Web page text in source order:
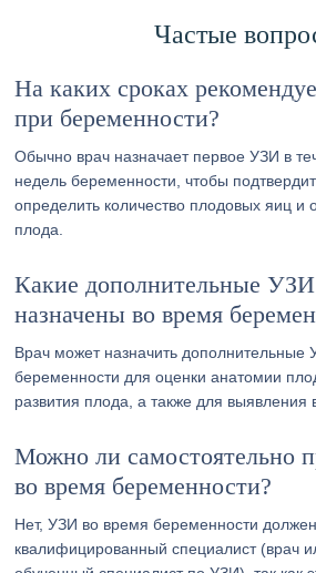
Частые
На каких сроках
при беременности?
Обычно врач назначает первое УЗИ в
недель беременности, чтобы
определить количество плодовых яиц и
плода.
Какие дополнительные
назначены во время
Врач может назначить дополнительные
беременности для оценки анатомии
развития плода, а также для выявления
Можно ли самостоятельно
во время беременности?
Нет, УЗИ во время беременности
квалифицированный специалист (врач